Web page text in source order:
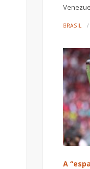
BRASIL
A